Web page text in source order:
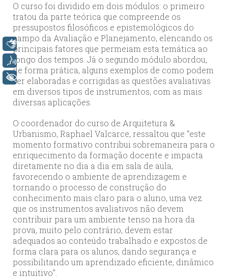
O curso foi dividido em dois módulos: o primeiro
tratou da parte teórica que compreende os
pressupostos filosóficos e epistemológicos do
campo da Avaliação e Planejamento, elencando os
principais fatores que permeiam esta temática ao
longo dos tempos. Já o segundo módulo abordou,
de forma prática, alguns exemplos de como podem
ser elaboradas e corrigidas as questões avaliativas
em diversos tipos de instrumentos, com as mais
diversas aplicações.
O coordenador do curso de Arquitetura &
Urbanismo, Raphael Valcarce, ressaltou que “este
momento formativo contribui sobremaneira para o
enriquecimento da formação docente e impacta
diretamente no dia a dia em sala de aula,
favorecendo o ambiente de aprendizagem e
tornando o processo de construção do
conhecimento mais claro para o aluno, uma vez
que os instrumentos avaliativos não devem
contribuir para um ambiente tenso na hora da
prova, muito pelo contrário, devem estar
adequados ao conteúdo trabalhado e expostos de
forma clara para os alunos, dando segurança e
possibilitando um aprendizado eficiente, dinâmico
e intuitivo”.
Libras
Voz
+ Acessibilidade